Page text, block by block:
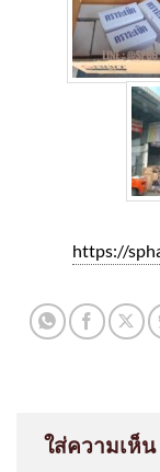
https://
ใส่ความเห็น